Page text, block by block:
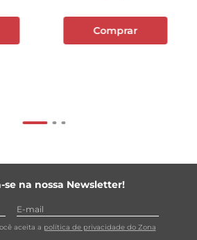
Comprar
se na nossa Newsletter!
aceita a política de privacidade do Zona